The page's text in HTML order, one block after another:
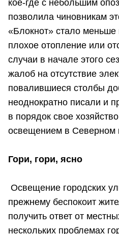
кое-где с небольшим
позволила чиновникам
«Блокнот» стало
плохое отопление или
случаи в начале этого
жалоб на отсутствие
повалившиеся столбы
неоднократно писали и
в порядок свое
освещением в Северном
Гори, гори, ясно
Освещение городских
прежнему беспокоит
получить ответ от
нескольких проблемах